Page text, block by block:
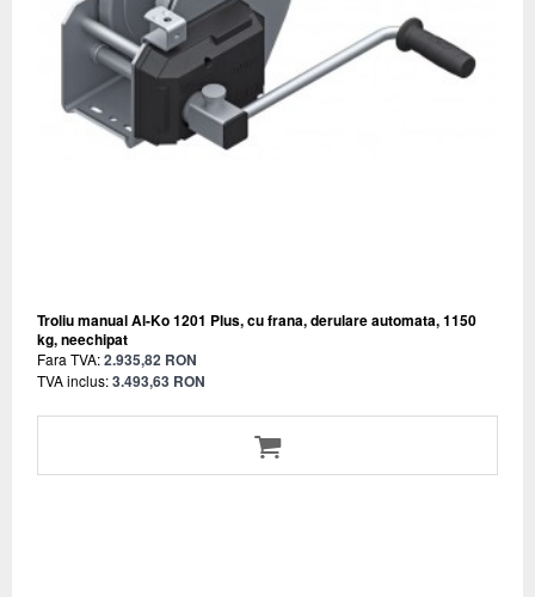
Troliu manual Al-Ko 1201 Plus, cu frana, derulare automata, 1150
kg, neechipat
Fara TVA:2.935,82 RON
TVA inclus:3.493,63 RON